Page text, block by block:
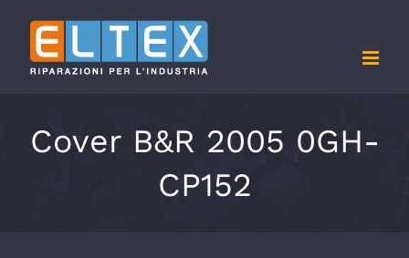
contenuto
Cover B&R 2005 0GH-
CP152